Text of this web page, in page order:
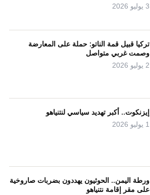
3 يوليو 2026
تركيا قبيل قمة الناتو: حملة على المعارضة
وصمت غربي متواصل
2 يوليو 2026
إيزنكوت.. أكبر تهديد سياسي لنتنياهو
1 يوليو 2026
ورطة اليمن.. الحوثيون يهددون بضربات صاروخية
على مقر إقامة نتنياهو